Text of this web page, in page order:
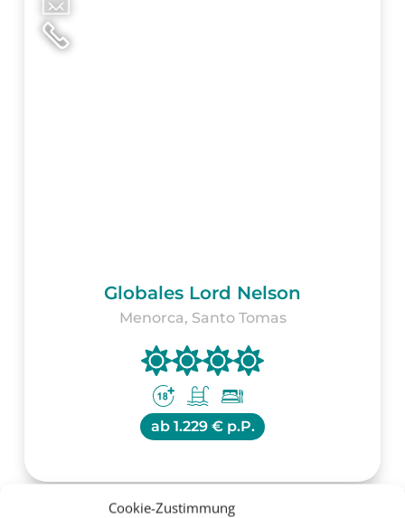
Cookie-Zustimmung
Globales Lord Nelson
Menorca, Santo Tomas
ab 1.229 € p.P.